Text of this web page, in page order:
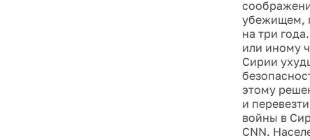
убежищем,
на три
или иному
Сирии
этому
и
войны в
CNN.